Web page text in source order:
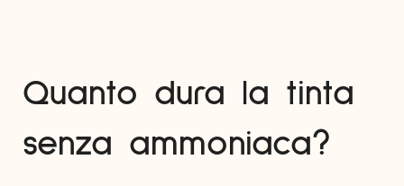
Quanto dura la tinta
senza ammoniaca?